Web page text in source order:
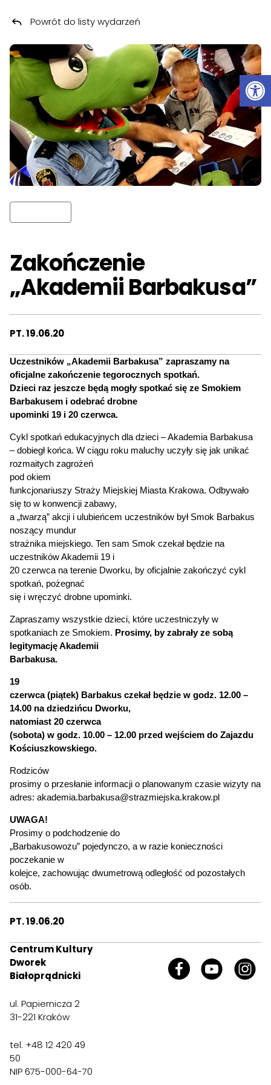
Przeskocz do treści
Zakończenie
„Akademii Barbakusa”
PT. 19.06.20
Powrót do listy wydarzeń
Uczestników „Akademii Barbakusa” zapraszamy na
oficjalne zakończenie tegorocznych spotkań.
Dzieci raz jeszcze będą mogły spotkać się ze Smokiem
Barbakusem i odebrać drobne
upominki 19 i 20 czerwca.
Cykl spotkań edukacyjnych dla dzieci – Akademia Barbakusa
– dobiegł końca. W ciągu roku maluchy uczyły się jak unikać
rozmaitych zagrożeń
pod okiem
funkcjonariuszy Straży Miejskiej Miasta Krakowa. Odbywało
się to w konwencji zabawy,
a „twarzą” akcji i ulubieńcem uczestników był Smok Barbakus
noszący mundur
strażnika miejskiego. Ten sam Smok czekał będzie na
uczestników Akademii 19 i
20 czerwca na terenie Dworku, by oficjalnie zakończyć cykl
spotkań, pożegnać
się i wręczyć drobne upominki.
Zapraszamy wszystkie dzieci, które uczestniczyły w
spotkaniach ze Smokiem. Prosimy, by zabrały ze sobą
legitymację Akademii
Barbakusa.
19
czerwca (piątek) Barbakus czekał będzie w godz. 12.00 –
14.00 na dziedzińcu Dworku,
natomiast 20 czerwca
(sobota) w godz. 10.00 – 12.00 przed wejściem do Zajazdu
Kościuszkowskiego.
Rodziców
prosimy o przesłanie informacji o planowanym czasie wizyty na
adres: akademia.barbakusa@strazmiejska.krakow.pl
UWAGA!
Prosimy o podchodzenie do
„Barbakusowozu” pojedynczo, a w razie konieczności
poczekanie w
kolejce, zachowując dwumetrową odległość od pozostałych
osób.
PT. 19.06.20
Centrum Kultury
Dworek
Białoprądnicki
ul. Papiernicza 2
31-221 Kraków
tel. +48 12 420 49
50
NIP 675-000-64-70